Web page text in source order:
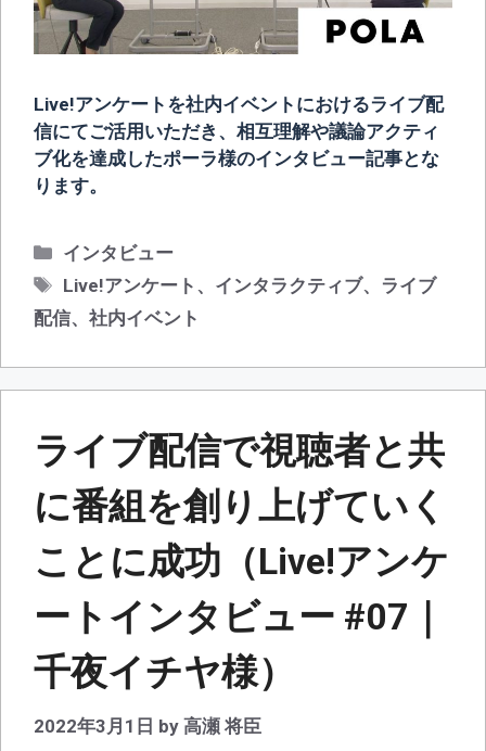
Live!アンケートを社内イベントにおけるライブ配
信にてご活用いただき、相互理解や議論アクティ
ブ化を達成したポーラ様のインタビュー記事とな
ります。
カ
テ
ゴ
リ
インタビュー
タ
グ
Live!アンケート 、 インタラクティブ、 ライブ
配信、 社内イベント
ライブ配信で視聴者と共
に番組を創り上げていく
ことに成功（Live!アンケ
ートインタビュー #07｜
千夜イチヤ様）
2022年3月1日 by 高瀬 将臣